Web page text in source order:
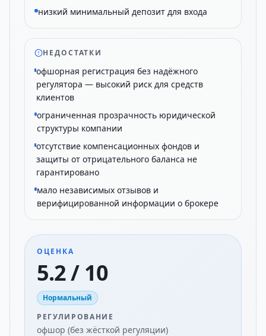
низкий минимальный депозит для входа
НЕДОСТАТКИ
офшорная регистрация без надёжного
регулятора — высокий риск для средств
клиентов
ограниченная прозрачность юридической
структуры компании
отсутствие компенсационных фондов и
защиты от отрицательного баланса не
гарантировано
мало независимых отзывов и
верифицированной информации о брокере
ОЦЕНКА
5.2 / 10
Нормальный
РЕГУЛИРОВАНИЕ
офшор (без жёсткой регуляции)